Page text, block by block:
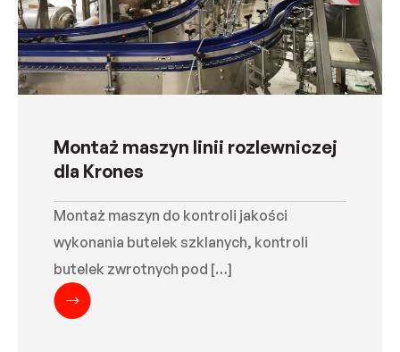
Montaż maszyn linii rozlewniczej
dla Krones
Montaż maszyn do kontroli jakości
wykonania butelek szklanych, kontroli
butelek zwrotnych pod […]